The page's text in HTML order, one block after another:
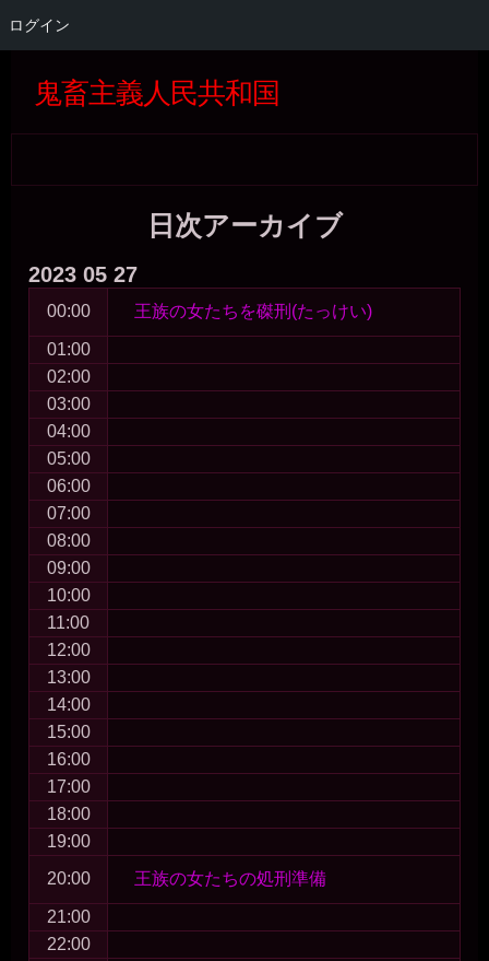
ログイン
ン
テ
ス
ッ
to
SEARCH-
to
GTRANSLATE-
to
RECENT-
to
CATEGORIES-
to
BLOCK-
to
WP_STATISTICS_WIDGET-
to
META-
to
BLOCK-
to
BLOCK-
to
BLOCK-
to
QUICK-
to
BLOCK-
to
BLOCK-
to
BLOCK-
to
TAG_CLOUD-
to
BLOCK-
鬼畜主義人民共和国
日次アーカイブ
2023 05 27
00:00 王族の女たちを磔刑(たっけい)
01:00
02:00
03:00
04:00
05:00
06:00
07:00
08:00
09:00
10:00
11:00
12:00
13:00
14:00
15:00
16:00
17:00
18:00
19:00
20:00
王族の女たちの処刑準備
21:00
22:00